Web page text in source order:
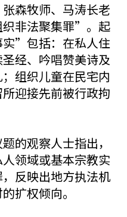
森牧师、马涛长老
非法聚集罪”。起
”包括：在私人住
经、吟唱赞美诗及
组织儿童在民宅内
迎接先前被行政拘
的观察人士指出，
领域或基本宗教实
反映出地方执法机
扩权倾向。